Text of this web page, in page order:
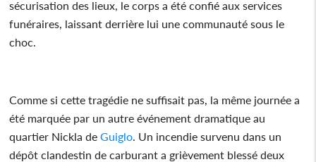
sécurisation des lieux, le corps a été confié aux services
funéraires, laissant derrière lui une communauté sous le
choc.
Comme si cette tragédie ne suffisait pas, la même journée a
été marquée par un autre événement dramatique au
quartier Nickla deGuiglo . Un incendie survenu dans un
dépôt clandestin de carburant a grièvement blessé deux